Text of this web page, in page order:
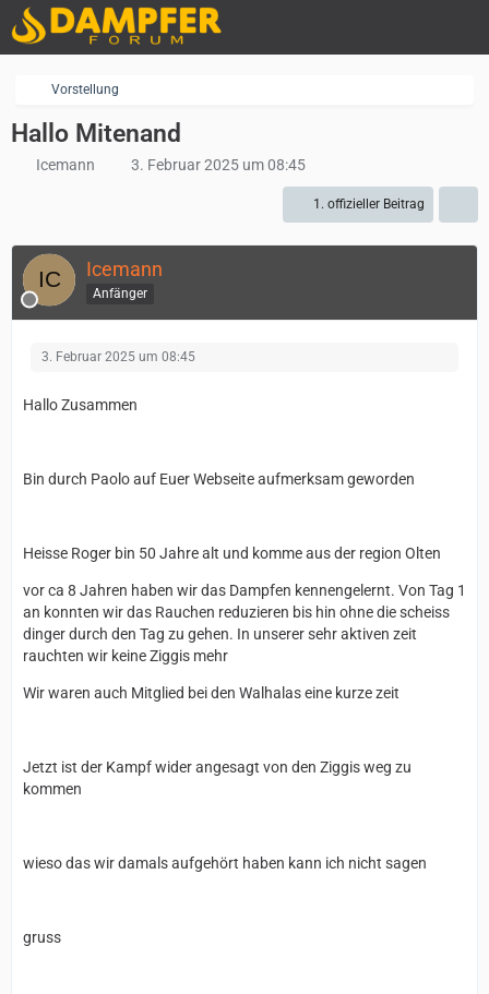
Vorstellung
Hallo Mitenand
Icemann 3. Februar 2025 um 08:45
1. offizieller Beitrag
Icemann
Anfänger
3. Februar 2025 um 08:45
Hallo Zusammen
Bin durch Paolo auf Euer Webseite aufmerksam geworden
Heisse Roger bin 50 Jahre alt und komme aus der region Olten
vor ca 8 Jahren haben wir das Dampfen kennengelernt. Von Tag 1
an konnten wir das Rauchen reduzieren bis hin ohne die scheiss
dinger durch den Tag zu gehen. In unserer sehr aktiven zeit
rauchten wir keine Ziggis mehr
Wir waren auch Mitglied bei den Walhalas eine kurze zeit
Jetzt ist der Kampf wider angesagt von den Ziggis weg zu
kommen
wieso das wir damals aufgehört haben kann ich nicht sagen
gruss